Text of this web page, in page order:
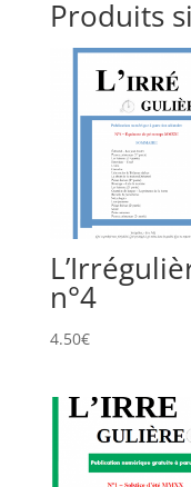
Produits
n°4
4.50€